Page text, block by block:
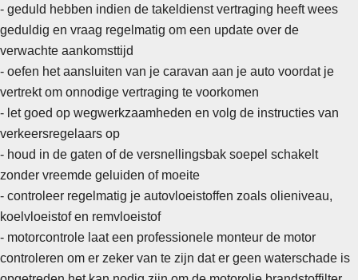
- geduld hebben indien de takeldienst vertraging heeft wees
geduldig en vraag regelmatig om een update over de
verwachte aankomsttijd
- oefen het aansluiten van je caravan aan je auto voordat je
vertrekt om onnodige vertraging te voorkomen
- let goed op wegwerkzaamheden en volg de instructies van
verkeersregelaars op
- houd in de gaten of de versnellingsbak soepel schakelt
zonder vreemde geluiden of moeite
- controleer regelmatig je autovloeistoffen zoals olieniveau,
koelvloeistof en remvloeistof
- motorcontrole laat een professionele monteur de motor
controleren om er zeker van te zijn dat er geen waterschade is